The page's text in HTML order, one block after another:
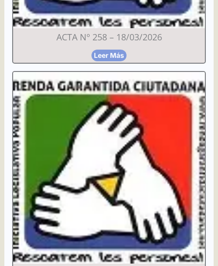
ACTA Nº 258 – 18/03/2026
Leer Más